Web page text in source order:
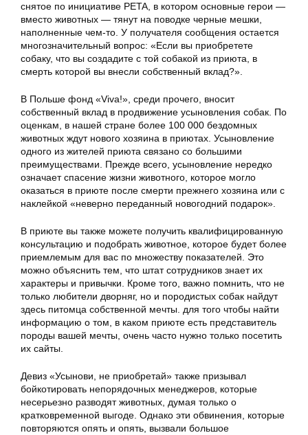
снятое по инициативе PETA, в котором основные герои —
вместо животных — тянут на поводке черные мешки,
наполненные чем-то. У получателя сообщения остается
многозначительный вопрос: «Если вы приобретете
собаку, что вы создадите с той собакой из приюта, в
смерть которой вы внесли собственный вклад?».
В Польше фонд «Viva!», среди прочего, вносит
собственный вклад в продвижение усыновления собак. По
оценкам, в нашей стране более 100 000 бездомных
животных ждут нового хозяина в приютах. Усыновление
одного из жителей приюта связано со большими
преимуществами. Прежде всего, усыновление нередко
означает спасение жизни животного, которое могло
оказаться в приюте после смерти прежнего хозяина или с
наклейкой «неверно переданный новогодний подарок».
В приюте вы также можете получить квалифицированную
консультацию и подобрать животное, которое будет более
приемлемым для вас по множеству показателей. Это
можно объяснить тем, что штат сотрудников знает их
характеры и привычки. Кроме того, важно помнить, что не
только любители дворняг, но и породистых собак найдут
здесь питомца собственной мечты. для того чтобы найти
информацию о том, в каком приюте есть представитель
породы вашей мечты, очень часто нужно только посетить
их сайты.
Девиз «Усынови, не приобретай» также призывал
бойкотировать непорядочных менеджеров, которые
несерьезно разводят животных, думая только о
кратковременной выгоде. Однако эти обвинения, которые
повторяются опять и опять, вызвали большое